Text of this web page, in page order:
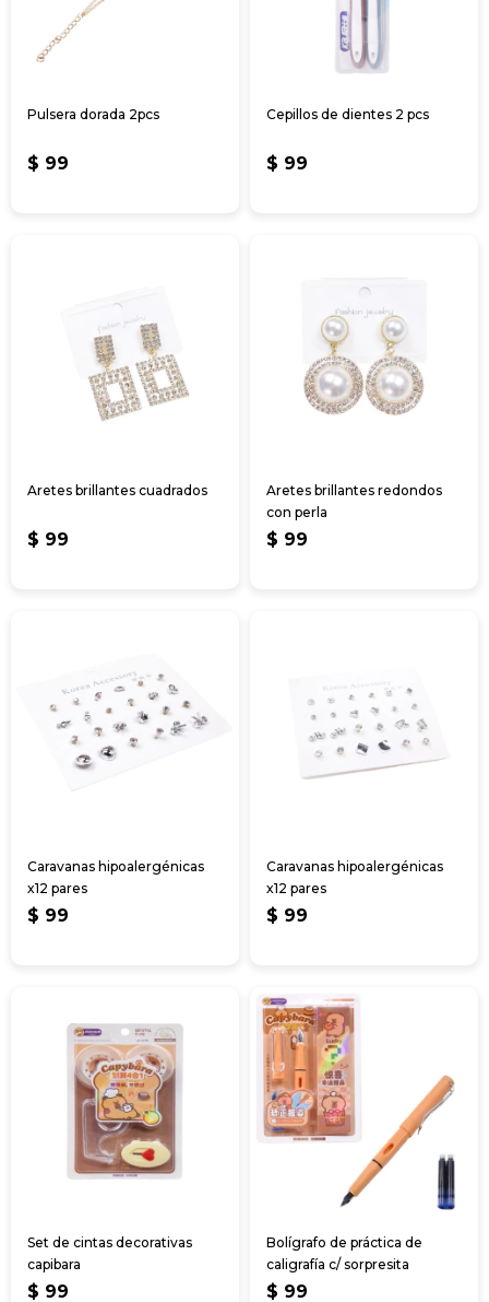
Pulsera dorada 2pcs
$ 99
Cepillos de dientes 2 pcs
$ 99
Aretes brillantes cuadrados
$ 99
Aretes brillantes redondos
con perla
$ 99
Caravanas hipoalergénicas
x12 pares
$ 99
Caravanas hipoalergénicas
x12 pares
$ 99
Set de cintas decorativas
capibara
$ 99
Bolígrafo de práctica de
caligrafía c/ sorpresita
$ 99